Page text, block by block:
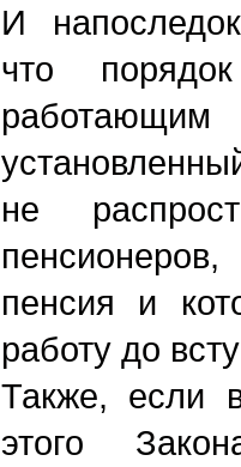
И
что
не
пенсия и
работу до
Также, если
этого